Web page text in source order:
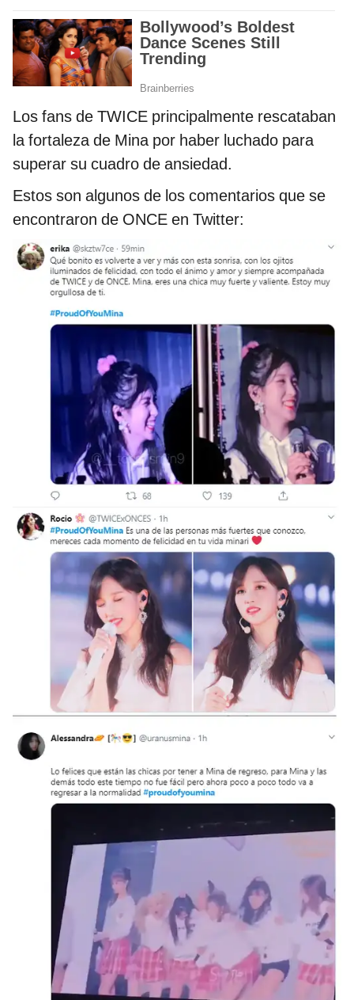
Los fans de TWICE principalmente rescataban
la fortaleza de Mina por haber luchado para
superar su cuadro de ansiedad.
Estos son algunos de los comentarios que se
encontraron de ONCE en Twitter: